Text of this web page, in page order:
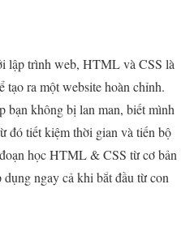
lập trình web, HTML và CSS là
tạo ra một website hoàn chỉnh.
bạn không bị lan man, biết mình
đó tiết kiệm thời gian và tiến bộ
học HTML & CSS từ cơ bản
dụng ngay cả khi bắt đầu từ con